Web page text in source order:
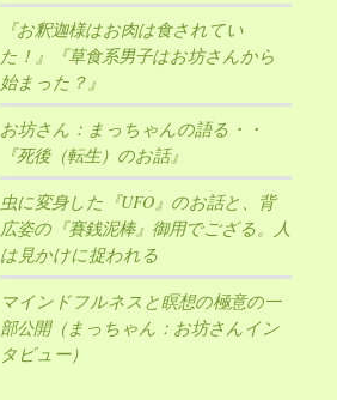
『お釈迦様はお肉は食されてい
た！』『草食系男子はお坊さんから
始まった？』
お坊さん：まっちゃんの語る・・
『死後（転生）のお話』
虫に変身した『UFO』のお話と、背
広姿の『賽銭泥棒』御用でござる。人
は見かけに捉われる
マインドフルネスと瞑想の極意の一
部公開（まっちゃん：お坊さんイン
タビュー）